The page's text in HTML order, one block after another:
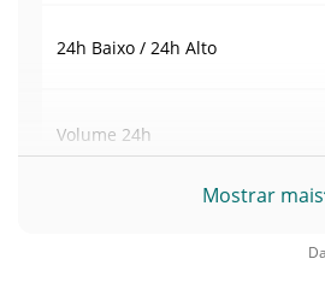
24h Baixo / 24h Alto
Volume 24h
Volume / Limite de
Mostrar mais